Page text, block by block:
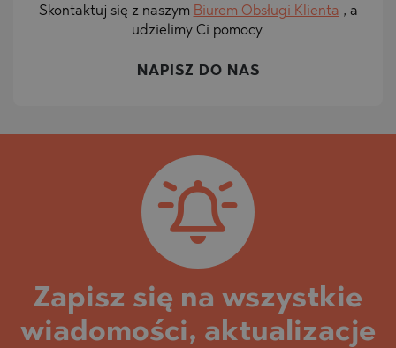
Skontaktuj się z naszym Biurem Obsługi Klienta , a
udzielimy Ci pomocy.
NAPISZ DO NAS
Zapisz się na wszystkie
wiadomości, aktualizacje